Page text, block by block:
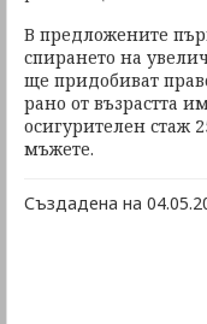
В предложените
спирането на
ще придобиват
рано от възрастта
осигурителен стаж
мъжете.
Създадена на